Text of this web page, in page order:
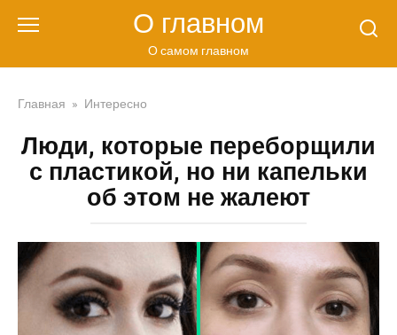
О главном
О самом главном
Главная » Интересно
Люди, которые переборщили
с пластикой, но ни капельки
об этом не жалеют